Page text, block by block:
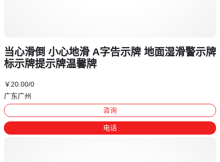
当心滑倒 小心地滑 A字告示牌 地面湿滑警示牌
标示牌提示牌温馨牌
￥ 20 .00/0
广东广州
咨询
电话